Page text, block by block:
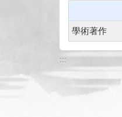
學術著作
:::